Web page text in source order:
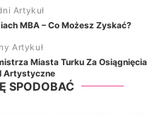
Artykuł
MBA – Co Możesz Zyskać?
Artykuł
Miasta Turku Za Osiągnięcia
Artystyczne
SPODOBAĆ